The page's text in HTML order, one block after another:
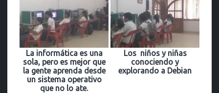
La informática es una
sola, pero es mejor que
la gente aprenda desde
un sistema operativo
que no lo ate.
Los niños y niñas
conociendo y
explorando a Debian